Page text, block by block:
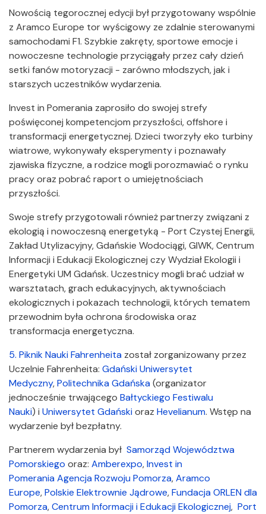
Nowością tegorocznej edycji był przygotowany wspólnie
z Aramco Europe tor wyścigowy ze zdalnie sterowanymi
samochodami F1. Szybkie zakręty, sportowe emocje i
nowoczesne technologie przyciągały przez cały dzień
setki fanów motoryzacji - zarówno młodszych, jak i
starszych uczestników wydarzenia.
Invest in Pomerania zaprosiło do swojej strefy
poświęconej kompetencjom przyszłości, offshore i
transformacji energetycznej. Dzieci tworzyły eko turbiny
wiatrowe, wykonywały eksperymenty i poznawały
zjawiska fizyczne, a rodzice mogli porozmawiać o rynku
pracy oraz pobrać raport o umiejętnościach
przyszłości.
Swoje strefy przygotowali również partnerzy związani z
ekologią i nowoczesną energetyką - Port Czystej Energii,
Zakład Utylizacyjny, Gdańskie Wodociągi, GIWK, Centrum
Informacji i Edukacji Ekologicznej czy Wydział Ekologii i
Energetyki UM Gdańsk. Uczestnicy mogli brać udział w
warsztatach, grach edukacyjnych, aktywnościach
ekologicznych i pokazach technologii, których tematem
przewodnim była ochrona środowiska oraz
transformacja energetyczna.
5. Piknik Nauki Fahrenheita został zorganizowany przez
Uczelnie Fahrenheita: Gdański Uniwersytet
Medyczny,Politechnika Gdańska(organizator
jednocześnie trwającego Bałtyckiego Festiwalu
Nauki) i Uniwersytet Gdańskioraz Hevelianum. Wstęp na
wydarzenie był bezpłatny.
Partnerem wydarzenia był Samorząd Województwa
Pomorskiego oraz: Amberexpo,Invest in
PomeraniaAgencja Rozwoju Pomorza,Aramco
Europe,Polskie Elektrownie Jądrowe,Fundacja ORLEN dla
Pomorza,Centrum Informacji i Edukacji Ekologicznej, Port